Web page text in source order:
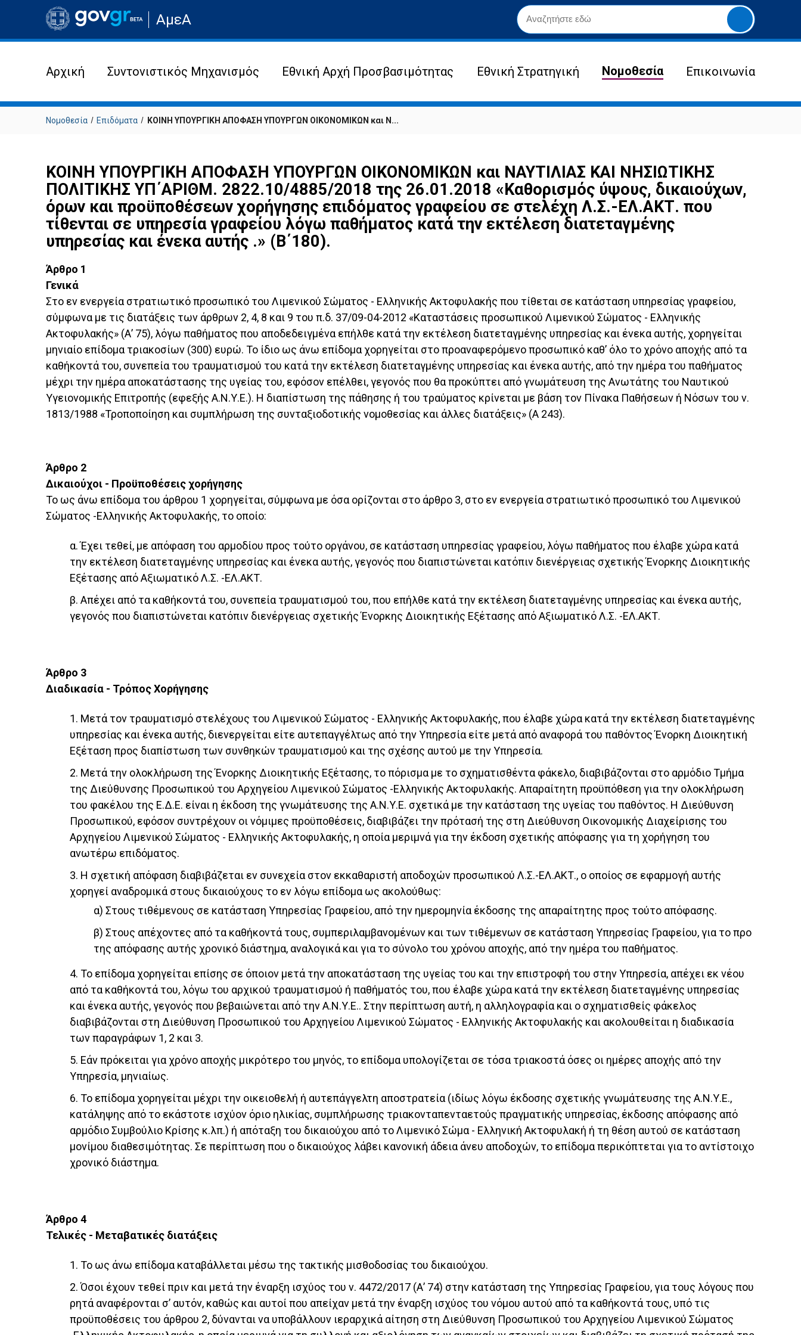
Μετάβαση
στην
σελίδα
ιστότοπου
ΑμεΑ
Yποβολή
αναζήτησης
Αρχική Συντονιστικός Μηχανισμός Εθνική Αρχή Προσβασιμότητας Εθνική Στρατηγική Νομοθεσία Επικοινωνία
Νομοθεσία Επιδόματα ΚΟΙΝΗ ΥΠΟΥΡΓΙΚΗ ΑΠΟΦΑΣΗ ΥΠΟΥΡΓΩΝ ΟΙΚΟΝΟΜΙΚΩΝ και Ν...
ΚΟΙΝΗ ΥΠΟΥΡΓΙΚΗ ΑΠΟΦΑΣΗ ΥΠΟΥΡΓΩΝ ΟΙΚΟΝΟΜΙΚΩΝ και ΝΑΥΤΙΛΙΑΣ ΚΑΙ ΝΗΣΙΩΤΙΚΗΣ
ΠΟΛΙΤΙΚΗΣ ΥΠ΄ΑΡΙΘΜ. 2822.10/4885/2018 της 26.01.2018 «Καθορισμός ύψους, δικαιούχων,
όρων και προϋποθέσεων χορήγησης επιδόματος γραφείου σε στελέχη Λ.Σ.-ΕΛ.ΑΚΤ. που
τίθενται σε υπηρεσία γραφείου λόγω παθήματος κατά την εκτέλεση διατεταγμένης
υπηρεσίας και ένεκα αυτής .» (Β΄180).
Άρθρο 1
Γενικά
Στο εν ενεργεία στρατιωτικό προσωπικό του Λιμενικού Σώματος - Ελληνικής Ακτοφυλακής που τίθεται σε κατάσταση υπηρεσίας γραφείου,
σύμφωνα με τις διατάξεις των άρθρων 2, 4, 8 και 9 του π.δ. 37/09-04-2012 «Καταστάσεις προσωπικού Λιμενικού Σώματος - Ελληνικής
Ακτοφυλακής» (Α’ 75), λόγω παθήματος που αποδεδειγμένα επήλθε κατά την εκτέλεση διατεταγμένης υπηρεσίας και ένεκα αυτής, χορηγείται
μηνιαίο επίδομα τριακοσίων (300) ευρώ. Το ίδιο ως άνω επίδομα χορηγείται στο προαναφερόμενο προσωπικό καθ’ όλο το χρόνο αποχής από τα
καθήκοντά του, συνεπεία του τραυματισμού του κατά την εκτέλεση διατεταγμένης υπηρεσίας και ένεκα αυτής, από την ημέρα του παθήματος
μέχρι την ημέρα αποκατάστασης της υγείας του, εφόσον επέλθει, γεγονός που θα προκύπτει από γνωμάτευση της Ανωτάτης του Ναυτικού
Υγειονομικής Επιτροπής (εφεξής Α.Ν.Υ.Ε.). Η διαπίστωση της πάθησης ή του τραύματος κρίνεται με βάση τον Πίνακα Παθήσεων ή Νόσων του ν.
1813/1988 «Τροποποίηση και συμπλήρωση της συνταξιοδοτικής νομοθεσίας και άλλες διατάξεις» (Α 243).
Άρθρο 2
Δικαιούχοι - Προϋποθέσεις χορήγησης
Το ως άνω επίδομα του άρθρου 1 χορηγείται, σύμφωνα με όσα ορίζονται στο άρθρο 3, στο εν ενεργεία στρατιωτικό προσωπικό του Λιμενικού
Σώματος -Ελληνικής Ακτοφυλακής, το οποίο:
α. Έχει τεθεί, με απόφαση του αρμοδίου προς τούτο οργάνου, σε κατάσταση υπηρεσίας γραφείου, λόγω παθήματος που έλαβε χώρα κατά
την εκτέλεση διατεταγμένης υπηρεσίας και ένεκα αυτής, γεγονός που διαπιστώνεται κατόπιν διενέργειας σχετικής Ένορκης Διοικητικής
Εξέτασης από Αξιωματικό Λ.Σ. -ΕΛ.ΑΚΤ.
β. Απέχει από τα καθήκοντά του, συνεπεία τραυματισμού του, που επήλθε κατά την εκτέλεση διατεταγμένης υπηρεσίας και ένεκα αυτής,
γεγονός που διαπιστώνεται κατόπιν διενέργειας σχετικής Ένορκης Διοικητικής Εξέτασης από Αξιωματικό Λ.Σ. -ΕΛ.ΑΚΤ.
Άρθρο 3
Διαδικασία - Τρόπος Χορήγησης
1. Μετά τον τραυματισμό στελέχους του Λιμενικού Σώματος - Ελληνικής Ακτοφυλακής, που έλαβε χώρα κατά την εκτέλεση διατεταγμένης
υπηρεσίας και ένεκα αυτής, διενεργείται είτε αυτεπαγγέλτως από την Υπηρεσία είτε μετά από αναφορά του παθόντος Ένορκη Διοικητική
Εξέταση προς διαπίστωση των συνθηκών τραυματισμού και της σχέσης αυτού με την Υπηρεσία.
2. Μετά την ολοκλήρωση της Ένορκης Διοικητικής Εξέτασης, το πόρισμα με το σχηματισθέντα φάκελο, διαβιβάζονται στο αρμόδιο Τμήμα
της Διεύθυνσης Προσωπικού του Αρχηγείου Λιμενικού Σώματος -Ελληνικής Ακτοφυλακής. Απαραίτητη προϋπόθεση για την ολοκλήρωση
του φακέλου της Ε.Δ.Ε. είναι η έκδοση της γνωμάτευσης της Α.Ν.Υ.Ε. σχετικά με την κατάσταση της υγείας του παθόντος. Η Διεύθυνση
Προσωπικού, εφόσον συντρέχουν οι νόμιμες προϋποθέσεις, διαβιβάζει την πρότασή της στη Διεύθυνση Οικονομικής Διαχείρισης του
Αρχηγείου Λιμενικού Σώματος - Ελληνικής Ακτοφυλακής, η οποία μεριμνά για την έκδοση σχετικής απόφασης για τη χορήγηση του
ανωτέρω επιδόματος.
3. Η σχετική απόφαση διαβιβάζεται εν συνεχεία στον εκκαθαριστή αποδοχών προσωπικού Λ.Σ.-ΕΛ.ΑΚΤ., ο οποίος σε εφαρμογή αυτής
χορηγεί αναδρομικά στους δικαιούχους το εν λόγω επίδομα ως ακολούθως:
α) Στους τιθέμενους σε κατάσταση Υπηρεσίας Γραφείου, από την ημερομηνία έκδοσης της απαραίτητης προς τούτο απόφασης.
β) Στους απέχοντες από τα καθήκοντά τους, συμπεριλαμβανομένων και των τιθέμενων σε κατάσταση Υπηρεσίας Γραφείου, για το προ
της απόφασης αυτής χρονικό διάστημα, αναλογικά και για το σύνολο του χρόνου αποχής, από την ημέρα του παθήματος.
4. Το επίδομα χορηγείται επίσης σε όποιον μετά την αποκατάσταση της υγείας του και την επιστροφή του στην Υπηρεσία, απέχει εκ νέου
από τα καθήκοντά του, λόγω του αρχικού τραυματισμού ή παθήματός του, που έλαβε χώρα κατά την εκτέλεση διατεταγμένης υπηρεσίας
και ένεκα αυτής, γεγονός που βεβαιώνεται από την Α.Ν.Υ.Ε.. Στην περίπτωση αυτή, η αλληλογραφία και ο σχηματισθείς φάκελος
διαβιβάζονται στη Διεύθυνση Προσωπικού του Αρχηγείου Λιμενικού Σώματος - Ελληνικής Ακτοφυλακής και ακολουθείται η διαδικασία
των παραγράφων 1, 2 και 3.
5. Εάν πρόκειται για χρόνο αποχής μικρότερο του μηνός, το επίδομα υπολογίζεται σε τόσα τριακοστά όσες οι ημέρες αποχής από την
Υπηρεσία, μηνιαίως.
6. Το επίδομα χορηγείται μέχρι την οικειοθελή ή αυτεπάγγελτη αποστρατεία (ιδίως λόγω έκδοσης σχετικής γνωμάτευσης της Α.Ν.Υ.Ε.,
κατάληψης από το εκάστοτε ισχύον όριο ηλικίας, συμπλήρωσης τριακονταπενταετούς πραγματικής υπηρεσίας, έκδοσης απόφασης από
αρμόδιο Συμβούλιο Κρίσης κ.λπ.) ή απόταξη του δικαιούχου από το Λιμενικό Σώμα - Ελληνική Ακτοφυλακή ή τη θέση αυτού σε κατάσταση
μονίμου διαθεσιμότητας. Σε περίπτωση που ο δικαιούχος λάβει κανονική άδεια άνευ αποδοχών, το επίδομα περικόπτεται για το αντίστοιχο
χρονικό διάστημα.
Άρθρο 4
Τελικές - Μεταβατικές διατάξεις
1. Το ως άνω επίδομα καταβάλλεται μέσω της τακτικής μισθοδοσίας του δικαιούχου.
2. Όσοι έχουν τεθεί πριν και μετά την έναρξη ισχύος του ν. 4472/2017 (Α’ 74) στην κατάσταση της Υπηρεσίας Γραφείου, για τους λόγους που
ρητά αναφέρονται σ’ αυτόν, καθώς και αυτοί που απείχαν μετά την έναρξη ισχύος του νόμου αυτού από τα καθήκοντά τους, υπό τις
προϋποθέσεις του άρθρου 2, δύνανται να υποβάλλουν ιεραρχικά αίτηση στη Διεύθυνση Προσωπικού του Αρχηγείου Λιμενικού Σώματος